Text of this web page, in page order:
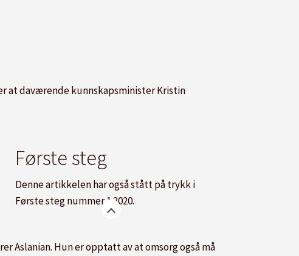
at daværende kunnskapsminister Kristin
Første steg
Denne artikkelen har også stått på trykk i
Første steg nummer 1 2020.
Aslanian. Hun er opptatt av at omsorg også må